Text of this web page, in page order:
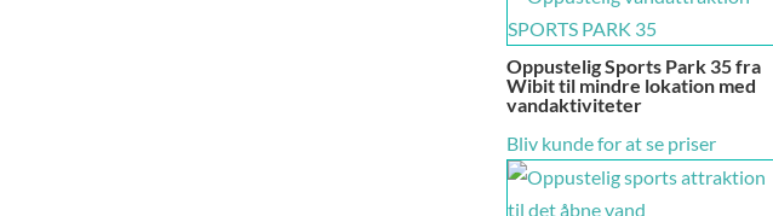
Oppustelig Sports Park 35 fra
Wibit til mindre lokation med
vandaktiviteter
Bliv kunde for at se priser